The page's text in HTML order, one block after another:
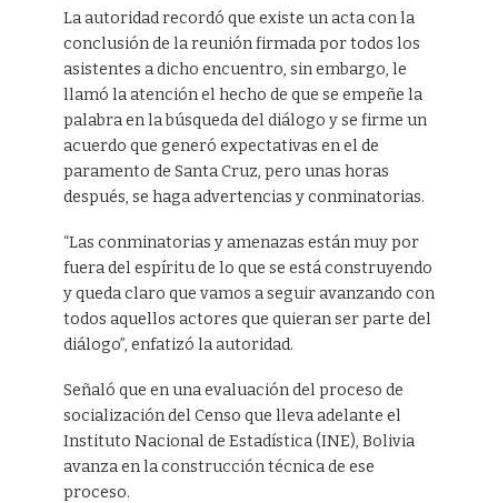
La autoridad recordó que existe un acta con la
conclusión de la reunión firmada por todos los
asistentes a dicho encuentro, sin embargo, le
llamó la atención el hecho de que se empeñe la
palabra en la búsqueda del diálogo y se firme un
acuerdo que generó expectativas en el de
paramento de Santa Cruz, pero unas horas
después, se haga advertencias y conminatorias.
“Las conminatorias y amenazas están muy por
fuera del espíritu de lo que se está construyendo
y queda claro que vamos a seguir avanzando con
todos aquellos actores que quieran ser parte del
diálogo”, enfatizó la autoridad.
Señaló que en una evaluación del proceso de
socialización del Censo que lleva adelante el
Instituto Nacional de Estadística (INE), Bolivia
avanza en la construcción técnica de ese
proceso.